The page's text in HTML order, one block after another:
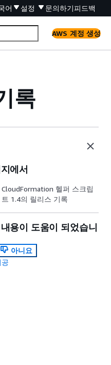
어 설정 문의하기피드백
AWS 계정 생성
록
에서
CloudFormation 헬퍼 스크립
트 1.4의 릴리스 기록
용이 도움이 되었습니
아니요